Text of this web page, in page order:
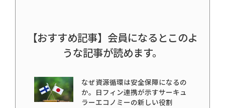
【おすすめ記事】会員になるとこのよ
うな記事が読めます。
なぜ資源循環は安全保障になるの
か。日フィン連携が示すサーキュ
ラーエコノミーの新しい役割